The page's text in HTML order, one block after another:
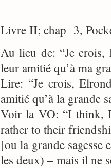
Livre II; chap 3,
Au lieu de: “Je crois,
leur amitié qu’à ma
Lire: “Je crois,
amitié qu’à la grande
Voir la VO: “I think,
rather to their
[ou la grande sagesse
les deux) – mais il ne